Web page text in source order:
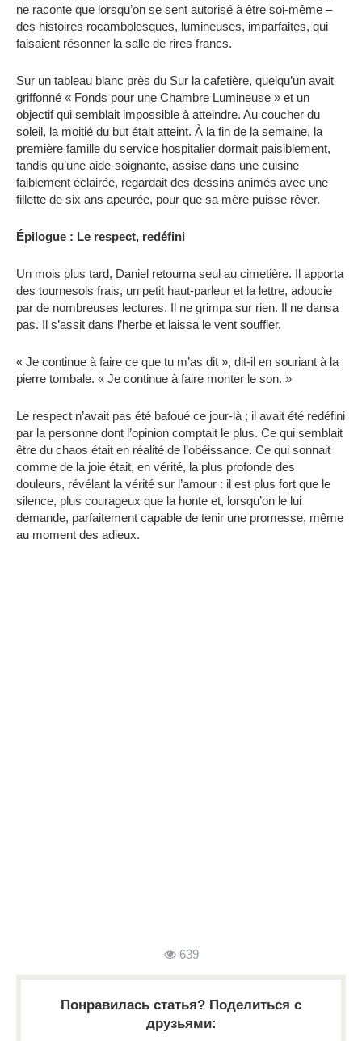
ne raconte que lorsqu’on se sent autorisé à être soi-même –
des histoires rocambolesques, lumineuses, imparfaites, qui
faisaient résonner la salle de rires francs.
Sur un tableau blanc près du Sur la cafetière, quelqu’un avait
griffonné « Fonds pour une Chambre Lumineuse » et un
objectif qui semblait impossible à atteindre. Au coucher du
soleil, la moitié du but était atteint. À la fin de la semaine, la
première famille du service hospitalier dormait paisiblement,
tandis qu’une aide-soignante, assise dans une cuisine
faiblement éclairée, regardait des dessins animés avec une
fillette de six ans apeurée, pour que sa mère puisse rêver.
Épilogue : Le respect, redéfini
Un mois plus tard, Daniel retourna seul au cimetière. Il apporta
des tournesols frais, un petit haut-parleur et la lettre, adoucie
par de nombreuses lectures. Il ne grimpa sur rien. Il ne dansa
pas. Il s’assit dans l’herbe et laissa le vent souffler.
« Je continue à faire ce que tu m’as dit », dit-il en souriant à la
pierre tombale. « Je continue à faire monter le son. »
Le respect n’avait pas été bafoué ce jour-là ; il avait été redéfini
par la personne dont l’opinion comptait le plus. Ce qui semblait
être du chaos était en réalité de l’obéissance. Ce qui sonnait
comme de la joie était, en vérité, la plus profonde des
douleurs, révélant la vérité sur l’amour : il est plus fort que le
silence, plus courageux que la honte et, lorsqu’on le lui
demande, parfaitement capable de tenir une promesse, même
au moment des adieux.
639
Понравилась статья? Поделиться с
друзьями: